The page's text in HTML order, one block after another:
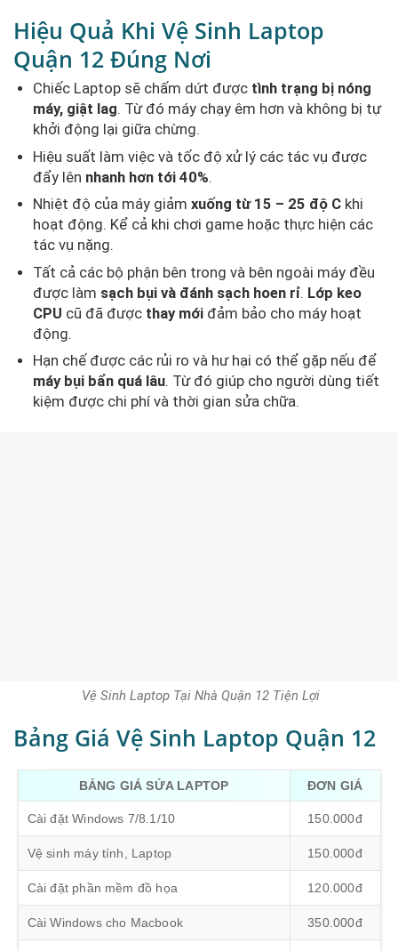
Hiệu Quả Khi Vệ Sinh Laptop
Quận 12 Đúng Nơi
Chiếc Laptop sẽ chấm dứt được tình trạng bị nóng
máy, giật lag. Từ đó máy chạy êm hơn và không bị tự
khởi động lại giữa chừng.
Hiệu suất làm việc và tốc độ xử lý các tác vụ được
đẩy lên nhanh hơn tới 40%.
Nhiệt độ của máy giảm xuống từ 15 – 25 độ Ckhi
hoạt động. Kể cả khi chơi game hoặc thực hiện các
tác vụ nặng.
Tất cả các bộ phận bên trong và bên ngoài máy đều
được làm sạch bụi và đánh sạch hoen rỉ. Lớp keo
CPU cũ đã đượcthay mớiđảm bảo cho máy hoạt
động.
Hạn chế được các rủi ro và hư hại có thể gặp nếu để
máy bụi bẩn quá lâu. Từ đó giúp cho người dùng tiết
kiệm được chi phí và thời gian sửa chữa.
Vệ Sinh Laptop Tại Nhà Quận 12 Tiện Lợi
Bảng Giá Vệ Sinh Laptop Quận 12
BẢNG GIÁ SỬA LAPTOP ĐƠN GIÁ
Cài đặt Windows 7/8.1/10 150.000đ
Vệ sinh máy tính, Laptop 150.000đ
Cài đặt phần mềm đồ họa 120.000đ
Cài Windows cho Macbook 350.000đ